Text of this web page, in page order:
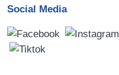
Social Media